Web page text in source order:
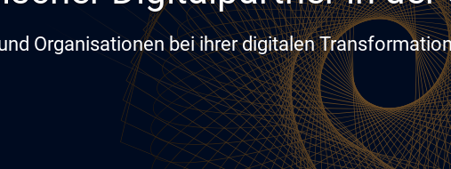
Organisationen bei ihrer digitalen